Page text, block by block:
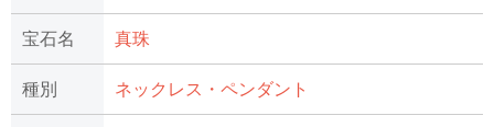
宝石名 真珠
種別 ネックレス・ペンダント